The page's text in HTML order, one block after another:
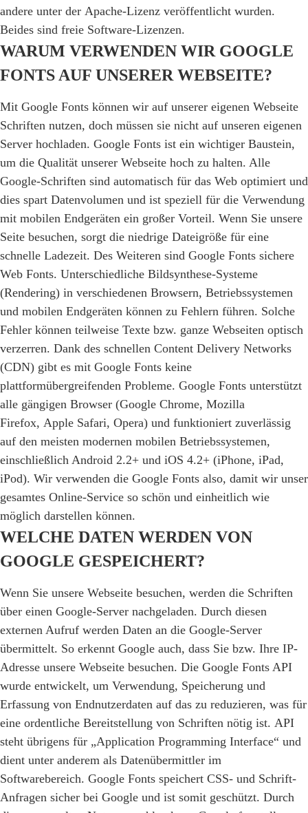
andere unter der Apache-Lizenz veröffentlicht wurden.
Beides sind freie Software-Lizenzen.
WARUM VERWENDEN WIR GOOGLE
FONTS AUF UNSERER WEBSEITE?
Mit Google Fonts können wir auf unserer eigenen Webseite
Schriften nutzen, doch müssen sie nicht auf unseren eigenen
Server hochladen. Google Fonts ist ein wichtiger Baustein,
um die Qualität unserer Webseite hoch zu halten. Alle
Google-Schriften sind automatisch für das Web optimiert und
dies spart Datenvolumen und ist speziell für die Verwendung
mit mobilen Endgeräten ein großer Vorteil. Wenn Sie unsere
Seite besuchen, sorgt die niedrige Dateigröße für eine
schnelle Ladezeit. Des Weiteren sind Google Fonts sichere
Web Fonts. Unterschiedliche Bildsynthese-Systeme
(Rendering) in verschiedenen Browsern, Betriebssystemen
und mobilen Endgeräten können zu Fehlern führen. Solche
Fehler können teilweise Texte bzw. ganze Webseiten optisch
verzerren. Dank des schnellen Content Delivery Networks
(CDN) gibt es mit Google Fonts keine
plattformübergreifenden Probleme. Google Fonts unterstützt
alle gängigen Browser (Google Chrome, Mozilla
Firefox, Apple Safari, Opera) und funktioniert zuverlässig
auf den meisten modernen mobilen Betriebssystemen,
einschließlich Android 2.2+ und iOS 4.2+ (iPhone, iPad,
iPod). Wir verwenden die Google Fonts also, damit wir unser
gesamtes Online-Service so schön und einheitlich wie
möglich darstellen können.
WELCHE DATEN WERDEN VON
GOOGLE GESPEICHERT?
Wenn Sie unsere Webseite besuchen, werden die Schriften
über einen Google-Server nachgeladen. Durch diesen
externen Aufruf werden Daten an die Google-Server
übermittelt. So erkennt Google auch, dass Sie bzw. Ihre IP-
Adresse unsere Webseite besuchen. Die Google Fonts API
wurde entwickelt, um Verwendung, Speicherung und
Erfassung von Endnutzerdaten auf das zu reduzieren, was für
eine ordentliche Bereitstellung von Schriften nötig ist. API
steht übrigens für „Application Programming Interface“ und
dient unter anderem als Datenübermittler im
Softwarebereich. Google Fonts speichert CSS- und Schrift-
Anfragen sicher bei Google und ist somit geschützt. Durch